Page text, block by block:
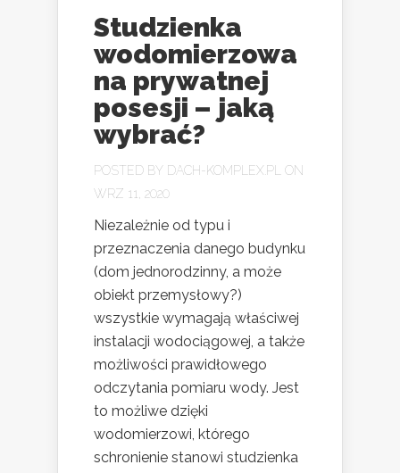
Studzienka
wodomierzowa
na prywatnej
posesji – jaką
wybrać?
POSTED BY DACH-KOMPLEX.PL
ON
WRZ 11, 2020
Niezależnie od typu i
przeznaczenia danego budynku
(dom jednorodzinny, a może
obiekt przemysłowy?)
wszystkie wymagają właściwej
instalacji wodociągowej, a także
możliwości prawidłowego
odczytania pomiaru wody. Jest
to możliwe dzięki
wodomierzowi, którego
schronienie stanowi studzienka